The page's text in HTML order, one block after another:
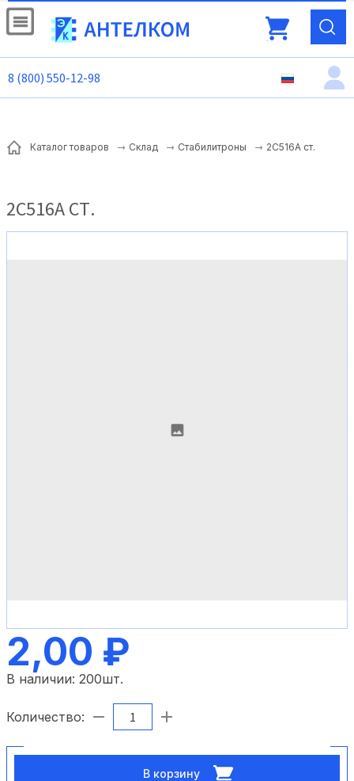
8 (800) 550-12-98
Каталог товаров Склад Стабилитроны 2С516А ст.
2С516А СТ.
2,00 ₽
В наличии: 200шт.
Количество:
В корзину